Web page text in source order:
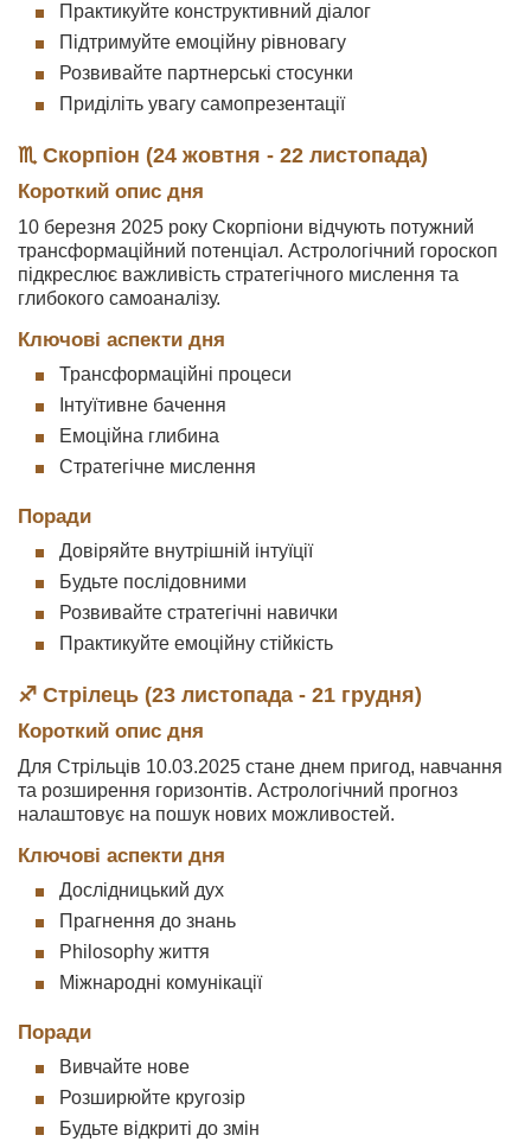
Практикуйте конструктивний діалог
Підтримуйте емоційну рівновагу
Розвивайте партнерські стосунки
Приділіть увагу самопрезентації
♏ Скорпіон (24 жовтня - 22 листопада)
Короткий опис дня
10 березня 2025 року Скорпіони відчують потужний
трансформаційний потенціал. Астрологічний гороскоп
підкреслює важливість стратегічного мислення та
глибокого самоаналізу.
Ключові аспекти дня
Трансформаційні процеси
Інтуїтивне бачення
Емоційна глибина
Стратегічне мислення
Поради
Довіряйте внутрішній інтуїції
Будьте послідовними
Розвивайте стратегічні навички
Практикуйте емоційну стійкість
♐ Стрілець (23 листопада - 21 грудня)
Короткий опис дня
Для Стрільців 10.03.2025 стане днем пригод, навчання
та розширення горизонтів. Астрологічний прогноз
налаштовує на пошук нових можливостей.
Ключові аспекти дня
Дослідницький дух
Прагнення до знань
Philosophy життя
Міжнародні комунікації
Поради
Вивчайте нове
Розширюйте кругозір
Будьте відкриті до змін